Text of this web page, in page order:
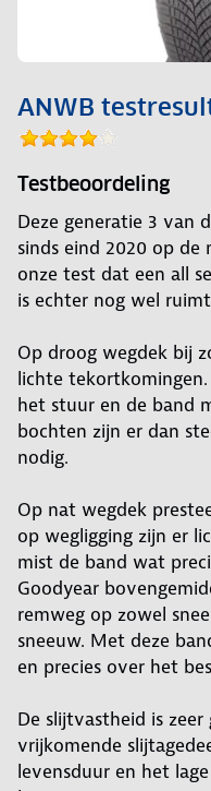
ANWB
Testbeoordeling
Deze generatie 3 van
sinds eind 2020 op de
onze test dat een all
is echter nog wel
Op droog wegdek bij
lichte
het stuur en de band
bochten zijn er dan
nodig.
Op nat wegdek
op wegligging zijn er
mist de band wat
Goodyear
remweg op zowel
sneeuw. Met deze
en precies over het
De slijtvastheid is
vrijkomende
levensduur en het